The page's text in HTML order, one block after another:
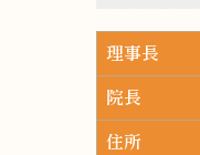
理事長
院長
住所